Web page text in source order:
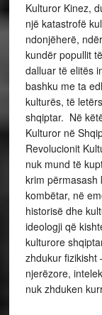
Kulturor Kinez,
një katastrofë
ndonjëherë,
kundër popullit
dalluar të elitës
bashku me ta
kulturës, të
shqiptar. Në
Kulturor në
Revolucionit
nuk mund të
krim përmasash
kombëtar, në
historisë dhe
ideologji që
kulturore
zhdukur
njerëzore,
nuk zhduken